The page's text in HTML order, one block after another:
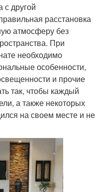
другой
расстановка
атмосферу без
При
необходимо
особенности,
и прочие
так, чтобы каждый
а также некоторых
на своем месте и не